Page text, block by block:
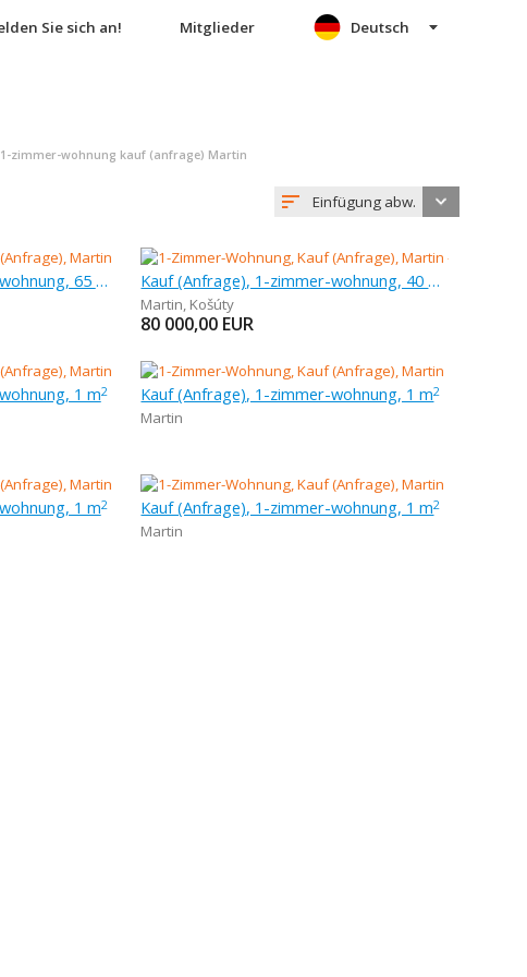
Sie sich an! Mitglieder Deutsch
1-zimmer-wohnung kauf (anfrage) Martin
Einfügung abw.
Kauf (Anfrage), 1-zimmer-wohnung, 65 m Kauf (Anfrage), 1-zimmer-wohnung, 40 m
Martin, Košúty
80 000,00 EUR
1 m2 Kauf (Anfrage), 1-zimmer-wohnung, 1 m2
Martin
1 m2 Kauf (Anfrage), 1-zimmer-wohnung, 1 m2
Martin